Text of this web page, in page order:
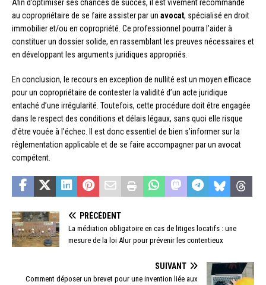
Afin d’optimiser ses chances de succès, il est vivement recommandé
au copropriétaire de se faire assister par un avocat, spécialisé en droit
immobilier et/ou en copropriété. Ce professionnel pourra l’aider à
constituer un dossier solide, en rassemblant les preuves nécessaires et
en développant les arguments juridiques appropriés.
En conclusion, le recours en exception de nullité est un moyen efficace
pour un copropriétaire de contester la validité d’un acte juridique
entaché d’une irrégularité. Toutefois, cette procédure doit être engagée
dans le respect des conditions et délais légaux, sans quoi elle risque
d’être vouée à l’échec. Il est donc essentiel de bien s’informer sur la
réglementation applicable et de se faire accompagner par un avocat
compétent.
PRÉCÉDENT
La médiation obligatoire en cas de litiges locatifs : une
mesure de la loi Alur pour prévenir les contentieux
SUIVANT
Comment déposer un brevet pour une invention liée aux